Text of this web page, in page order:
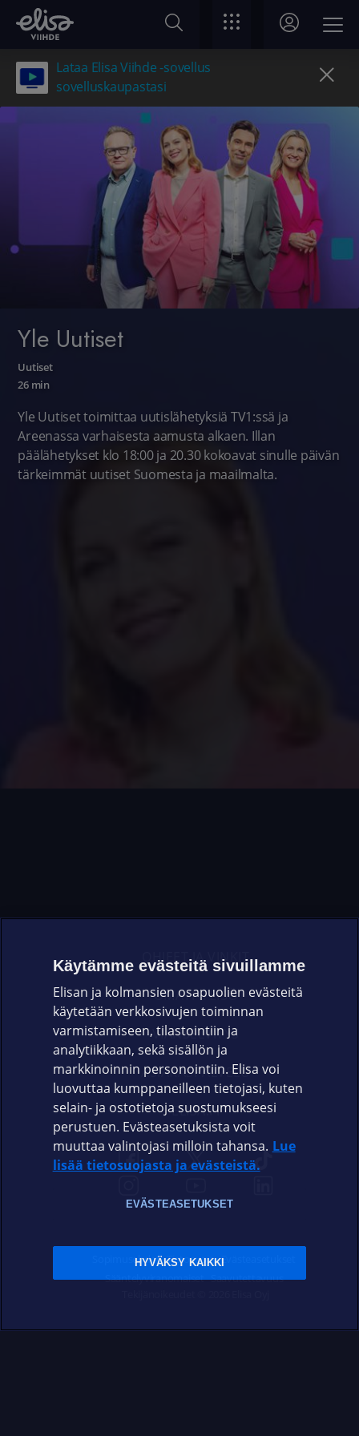
Lataa Elisa Viihde -sovellus
sovelluskaupastasi
Yle Uutiset
Uutiset
26 min
Yle Uutiset toimittaa uutislähetyksiä TV1:ssä ja
Areenassa varhaisesta aamusta alkaen. Illan
päälähetykset klo 18:00 ja 20.30 kokoavat sinulle päivän
tärkeimmät uutiset Suomesta ja maailmalta.
OHJEET JA VINKIT
OMAYHTEISÖ
VIANSELVITYS
ASIAKASPALVELU
ELISA.FI
Sopimusehdot Tietosuoja Evästeasetukset
Sääntelyviranomaiset Saavutettavuus
Käytämme evästeitä sivuillamme
Elisan ja kolmansien osapuolien evästeitä
käytetään verkkosivujen toiminnan
varmistamiseen, tilastointiin ja
analytiikkaan, sekä sisällön ja
markkinoinnin personointiin. Elisa voi
luovuttaa kumppaneilleen tietojasi, kuten
selain- ja ostotietoja suostumukseesi
perustuen. Evästeasetuksista voit
muuttaa valintojasi milloin tahansa. Lue
lisää tietosuojasta ja evästeistä.
EVÄSTEASETUKSET
HYVÄKSY KAIKKI